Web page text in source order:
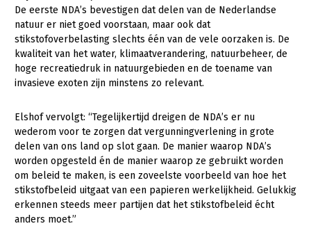
Biologische Landbouw
Bollenteelt
Bomen, vaste planten en zomerbloemen
Fruitteelt
Paddenstoelen
Vollegrondsgroente
Multifunctionele landbouw
Multifunctioneel
De eerste NDA’s bevestigen dat delen van de Nederlandse
natuur er niet goed voorstaan, maar ook dat
stikstofoverbelasting slechts één van de vele oorzaken is. De
kwaliteit van het water, klimaatverandering, natuurbeheer, de
hoge recreatiedruk in natuurgebieden en de toename van
invasieve exoten zijn minstens zo relevant.
Elshof vervolgt: “Tegelijkertijd dreigen de NDA’s er nu
wederom voor te zorgen dat vergunningverlening in grote
delen van ons land op slot gaan. De manier waarop NDA’s
worden opgesteld én de manier waarop ze gebruikt worden
om beleid te maken, is een zoveelste voorbeeld van hoe het
stikstofbeleid uitgaat van een papieren werkelijkheid. Gelukkig
erkennen steeds meer partijen dat het stikstofbeleid écht
anders moet.”